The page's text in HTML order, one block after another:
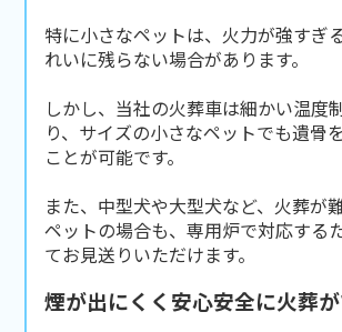
特に小さなペットは、火力が強すぎ
れいに残らない場合があります。
しかし、当社の火葬車は細かい温度
り、サイズの小さなペットでも遺骨
ことが可能です。
また、中型犬や大型犬など、火葬が
ペットの場合も、専用炉で対応する
てお見送りいただけます。
煙が出にくく安心安全に火葬